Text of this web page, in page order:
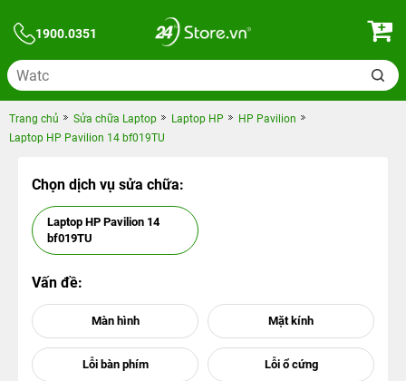
1900.0351
Trang chủ Sửa chữa Laptop Laptop HP
HP Pavilion
Laptop HP Pavilion 14 bf019TU
Chọn dịch vụ sửa chữa:
Laptop HP Pavilion 14
bf019TU
Vấn đề: